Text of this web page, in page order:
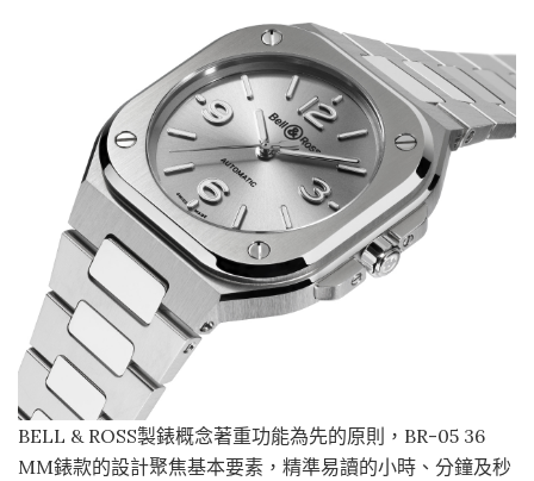
BELL & ROSS製錶概念著重功能為先的原則，BR-05 36
MM錶款的設計聚焦基本要素，精準易讀的小時、分鐘及秒